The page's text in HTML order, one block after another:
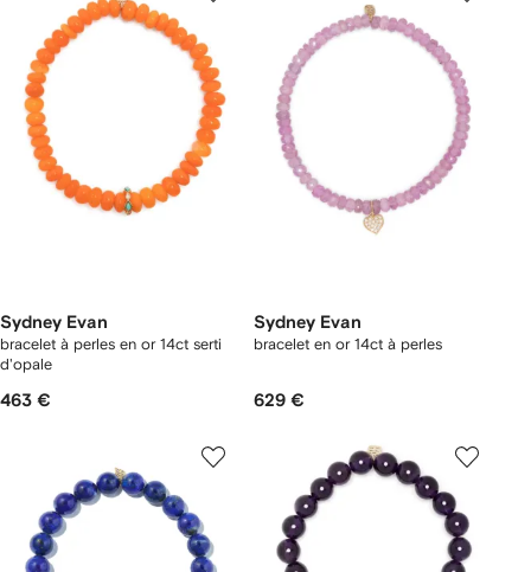
Sydney Evan
bracelet à perles en or 14ct serti
d'opale
463 €
Sydney Evan
bracelet en or 14ct à perles
629 €